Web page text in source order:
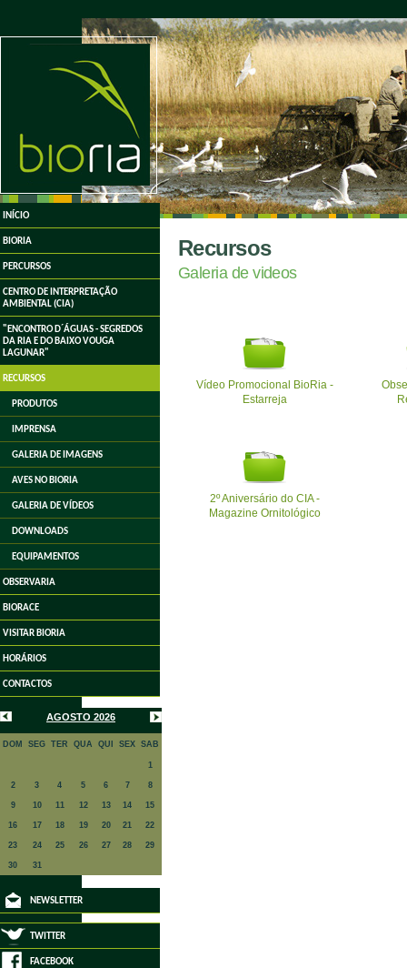
undefined
INÍCIO
BIORIA
PERCURSOS
CENTRO DE INTERPRETAÇÃO
AMBIENTAL (CIA)
"ENCONTRO D´ÁGUAS - SEGREDOS
DA RIA E DO BAIXO VOUGA
LAGUNAR"
RECURSOS
PRODUTOS
IMPRENSA
GALERIA DE IMAGENS
AVES NO BIORIA
GALERIA DE VÍDEOS
DOWNLOADS
EQUIPAMENTOS
OBSERVARIA
BIORACE
VISITAR BIORIA
HORÁRIOS
CONTACTOS
AGOSTO 2026
DOM SEG TER QUA QUI SEX SAB
1
2 3 4 5 6 7 8
9 10 11 12 13 14 15
16 17 18 19 20 21 22
23 24 25 26 27 28 29
30 31
NEWSLETTER
TWITTER
FACEBOOK
Recursos
Galeria de videos
Vídeo Promocional BioRia -
Estarreja
2º Aniversário do CIA -
Magazine Ornitológico